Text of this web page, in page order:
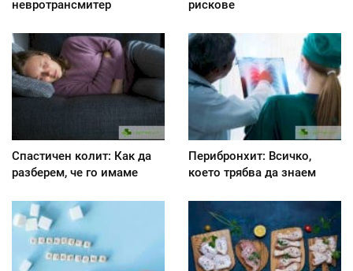
невротрансмитер рискове
Спастичен колит: Как да
разберем, че го имаме
Перибронхит: Всичко,
което трябва да знаем